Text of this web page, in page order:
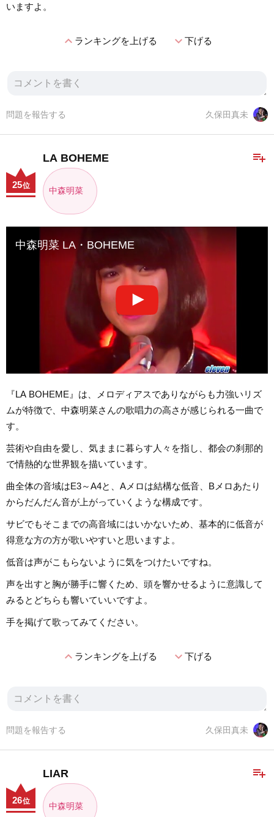
いますよ。
expand_lessランキングを上げる expand_more下げる
久保田真未
問題を報告する
playlist_add
LA BOHEME
中森明菜
25位
中森明菜 LA・BOHEME
『LA BOHEME』は、メロディアスでありながらも力強いリズ
ムが特徴で、中森明菜さんの歌唱力の高さが感じられる一曲で
す。
芸術や自由を愛し、気ままに暮らす人々を指し、都会の刹那的
で情熱的な世界観を描いています。
曲全体の音域はE3～A4と、Aメロは結構な低音、Bメロあたり
からだんだん音が上がっていくような構成です。
サビでもそこまでの高音域にはいかないため、基本的に低音が
得意な方の方が歌いやすいと思いますよ。
低音は声がこもらないように気をつけたいですね。
声を出すと胸が勝手に響くため、頭を響かせるように意識して
みるとどちらも響いていいですよ。
手を掲げて歌ってみてください。
expand_lessランキングを上げる expand_more下げる
久保田真未
問題を報告する
playlist_add
LIAR
中森明菜
26位